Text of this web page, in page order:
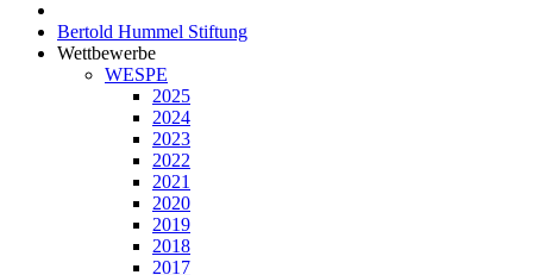
Bertold Hummel Stiftung
Wettbewerbe
WESPE
2025
2024
2023
2022
2021
2020
2019
2018
2017